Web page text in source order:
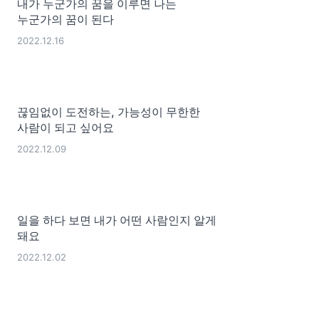
내가 누군가의 꿈을 이루면 나는
누군가의 꿈이 된다
2022.12.16
끊임없이 도전하는, 가능성이 무한한
사람이 되고 싶어요
2022.12.09
일을 하다 보면 내가 어떤 사람인지 알게
돼요
2022.12.02